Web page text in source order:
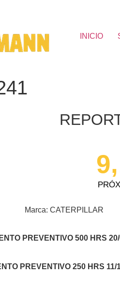
INICIO
Marca: CATERPILLAR
PREVENTIVO 500 HRS
PREVENTIVO 250 HRS 11/